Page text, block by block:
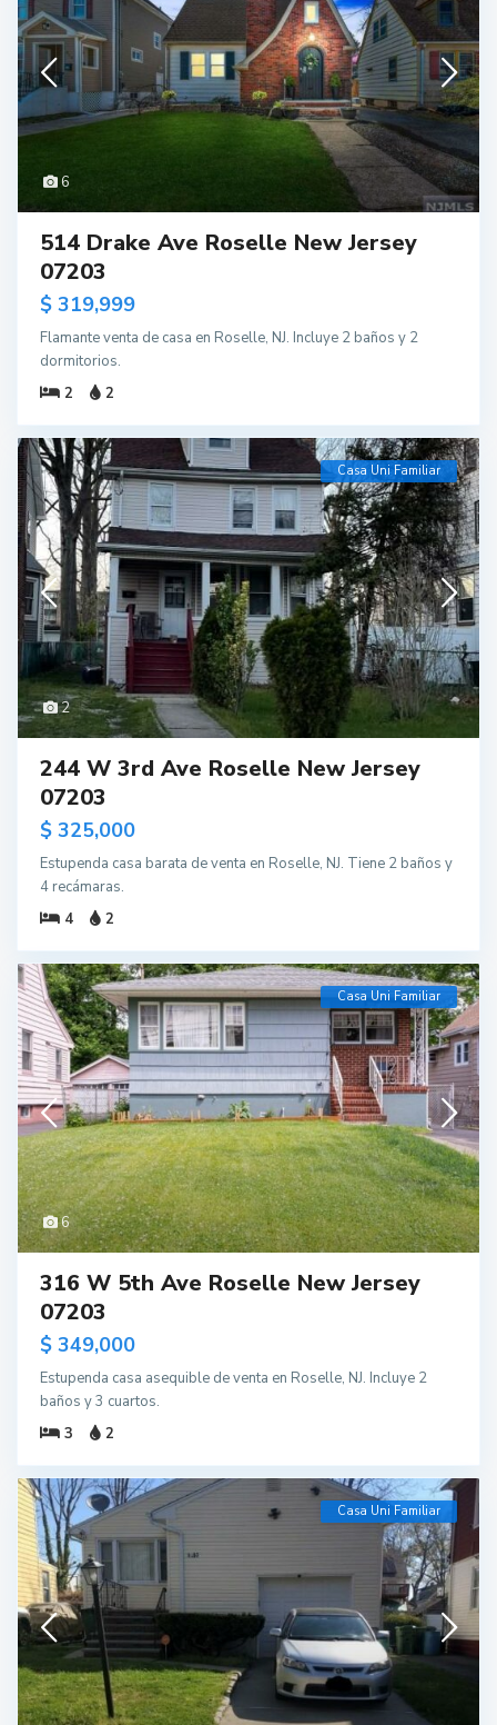
6
514 Drake Ave Roselle New Jersey
07203
$ 319,999
Flamante venta de casa en Roselle, NJ. Incluye 2 baños y 2
dormitorios.
2
2
2
Casa Uni Familiar
244 W 3rd Ave Roselle New Jersey
07203
$ 325,000
Estupenda casa barata de venta en Roselle, NJ. Tiene 2 baños y
4 recámaras.
4
2
6
Casa Uni Familiar
316 W 5th Ave Roselle New Jersey
07203
$ 349,000
Estupenda casa asequible de venta en Roselle, NJ. Incluye 2
baños y 3 cuartos.
3
2
Casa Uni Familiar